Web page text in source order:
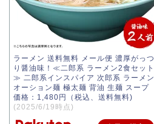
ラーメン 送料無料 メール便 濃厚がっつ
り醤油味！≪二郎系 ラーメン2食セット
≫ 二郎系インスパイア 次郎系 ラーメン
オーション麺 極太麺 背油 生麺 スープ
価格：1,480円（税込、送料無料)
(2025/6/19時点)